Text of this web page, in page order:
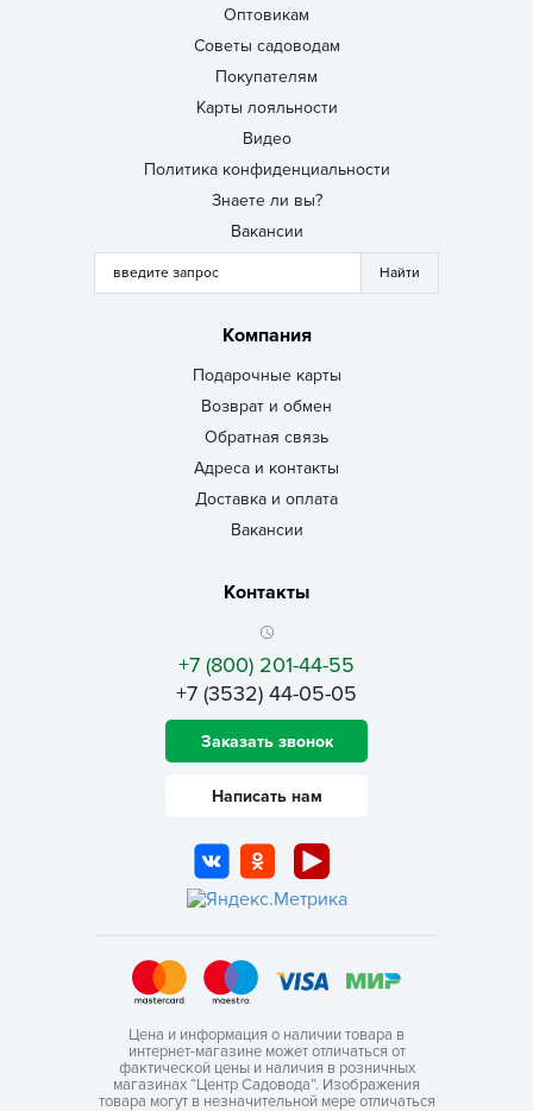
Оптовикам
Советы садоводам
Покупателям
Карты лояльности
Видео
Политика конфиденциальности
Знаете ли вы?
Вакансии
Компания
Подарочные карты
Возврат и обмен
Обратная связь
Адреса и контакты
Доставка и оплата
Вакансии
Контакты
+7 (800) 201-44-55
+7 (3532) 44-05-05
Заказать звонок
Написать нам
Цена и информация о наличии товара в
интернет-магазине может отличаться от
фактической цены и наличия в розничных
магазинах “Центр Садовода”. Изображения
товара могут в незначительной мере отличаться